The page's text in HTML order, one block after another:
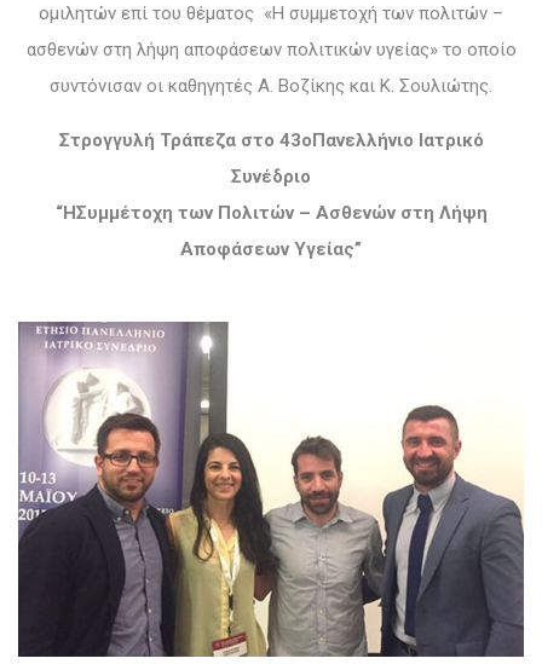
ομιλητών επί του θέματος «Η συμμετοχή των πολιτών –
ασθενών στη λήψη αποφάσεων πολιτικών υγείας» το οποίο
συντόνισαν οι καθηγητές Α. Βοζίκης και Κ. Σουλιώτης.
Στρογγυλή Τράπεζα στο 43oΠανελλήνιο Ιατρικό
Συνέδριο
“HΣυμμέτοχη των Πολιτών – Ασθενών στη Λήψη
Αποφάσεων Υγείας”